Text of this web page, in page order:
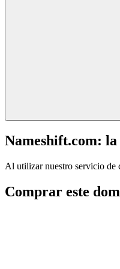
Nameshift.com:
Al utilizar nuestro servicio de
Comprar este